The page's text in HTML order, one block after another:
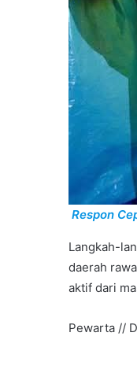
Respon
Langkah-
daerah
aktif dari
Pewarta //